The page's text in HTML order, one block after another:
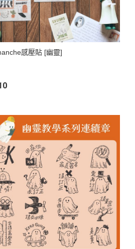
感壓貼 [幽靈]